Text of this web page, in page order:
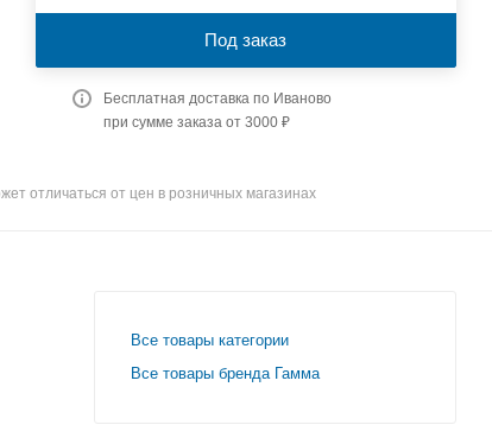
Под заказ
Бесплатная доставка по Иваново
при сумме заказа от 3000 ₽
отличаться от цен в розничных магазинах
Все товары категории
Все товары бренда Гамма